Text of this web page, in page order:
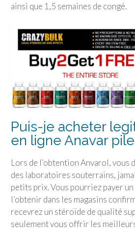
ainsi que 1,5 semaines de congé.
Puis-je acheter
en ligne Anavar
Lors de l’obtention Anvarol, vous
des laboratoires souterrains,
petits prix. Vous pourriez payer un
l’obtenir dans les magasins
recevrez un stéroïde de qualité
seulement vous offrir les